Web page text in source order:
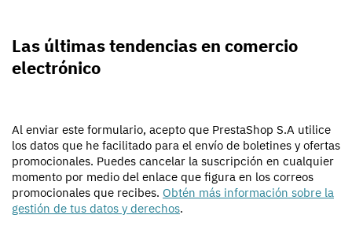
Las últimas tendencias en comercio
electrónico
Al enviar este formulario, acepto que PrestaShop S.A utilice
los datos que he facilitado para el envío de boletines y ofertas
promocionales. Puedes cancelar la suscripción en cualquier
momento por medio del enlace que figura en los correos
promocionales que recibes. Obtén más información sobre la
gestión de tus datos y derechos.